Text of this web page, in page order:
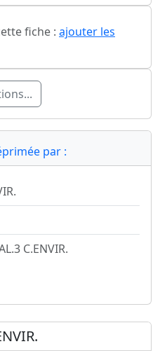
fiche : ajouter les
par :
C.ENVIR.